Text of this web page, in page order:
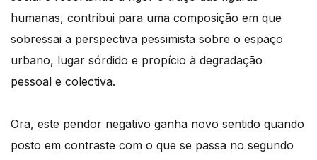
humanas, contribui para uma composição em que
sobressai a perspectiva pessimista sobre o espaço
urbano, lugar sórdido e propício à degradação
pessoal e colectiva.
Ora, este pendor negativo ganha novo sentido quando
posto em contraste com o que se passa no segundo